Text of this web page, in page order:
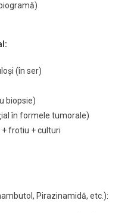
(în ser)
biopsie)
în formele tumorale)
frotiu + culturi
Pirazinamidă, etc.):